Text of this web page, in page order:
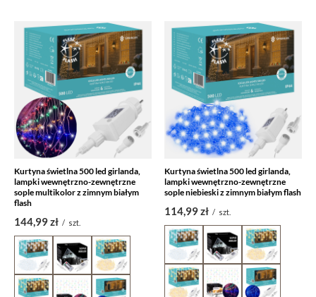
Kurtyna świetlna 500 led girlanda,
lampki wewnętrzno-zewnętrzne
sople multikolor z zimnym białym
flash
144,99 zł / szt.
Kurtyna świetlna 500 led girlanda,
lampki wewnętrzno-zewnętrzne
sople niebieski z zimnym białym flash
114,99 zł / szt.